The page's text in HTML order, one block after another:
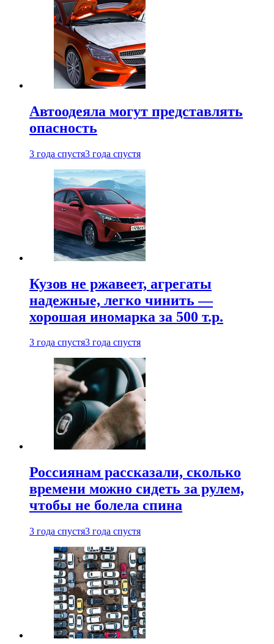
Автоодеяла могут представлять
опасность
3 года спустя3 года спустя
Кузов не ржавеет, агрегаты
надежные, легко чинить —
хорошая иномарка за 500 т.р.
3 года спустя3 года спустя
Россиянам рассказали, сколько
времени можно сидеть за рулем,
чтобы не болела спина
3 года спустя3 года спустя